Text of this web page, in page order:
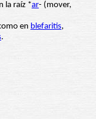
la raíz *ar- (mover,
en blefaritis,
.